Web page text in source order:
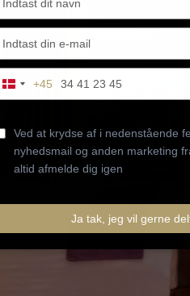
Denmark
+45
Ved at krydse af i nedenstående
nyhedsmail og anden marketing
altid afmelde dig igen
Ja tak, jeg vil gerne